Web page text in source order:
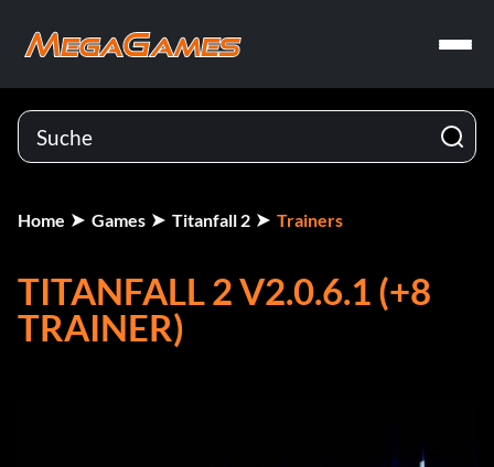
Home Games Titanfall 2 Trainers
TITANFALL 2 V2.0.6.1 (+8
TRAINER)